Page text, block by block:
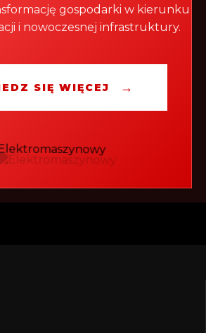
gospodarki w kierunku
i nowoczesnej infrastruktury.
SIĘ WIĘCEJ →